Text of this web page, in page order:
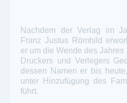
Nachdem der Verlag im
Franz Justus Römhild
er um die Wende des
Druckers und Verlegers
dessen Namen er bis
unter Hinzufügung des
führt.